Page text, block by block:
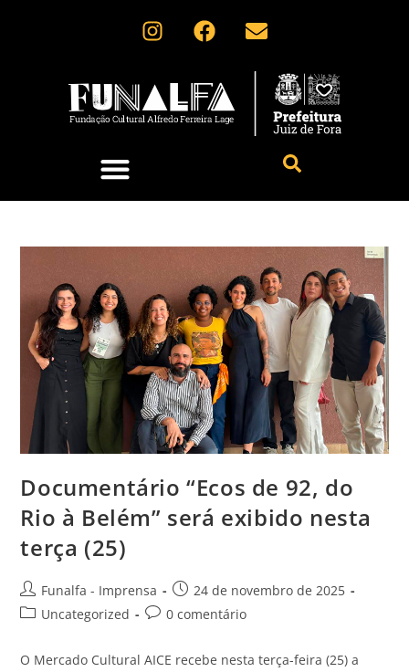
​Documentário “Ecos de 92, do
Rio à Belém” será exibido nesta
terça (25)
Funalfa - Imprensa
24 de novembro de 2025
Uncategorized
0 comentário
​O Mercado Cultural AICE recebe nesta terça-feira (25) a